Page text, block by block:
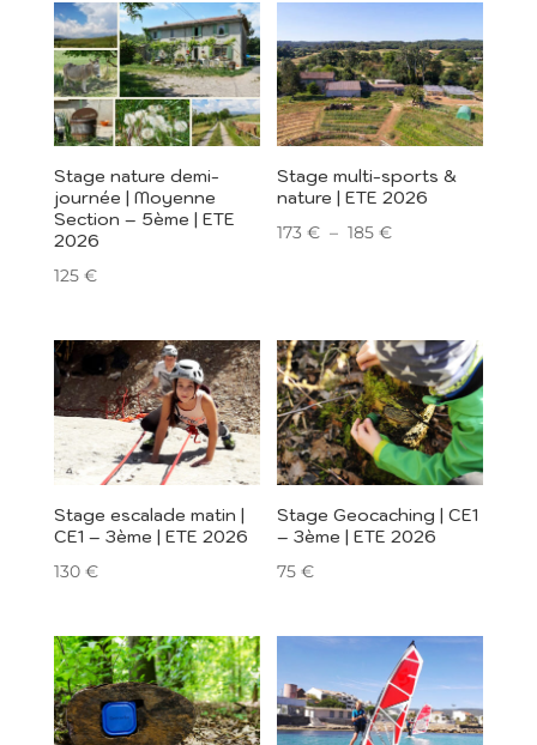
Stage nature demi-
journée | Moyenne
Section – 5ème | ETE
2026
125 €
Stage multi-sports &
nature | ETE 2026
173€ – 185€Plage
à
185 €
Stage escalade matin |
CE1 – 3ème | ETE 2026
130 €
Stage Geocaching | CE1
– 3ème | ETE 2026
75€